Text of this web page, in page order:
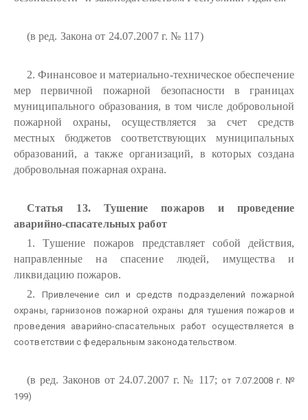
(в ред. Закона от 24.07.2007 г. № 117)
2. Финансовое и материально-техническое обеспечение
мер первичной пожарной безопасности в границах
муниципального образования, в том числе добровольной
пожарной охраны, осуществляется за счет средств
местных бюджетов соответствующих муниципальных
образований, а также организаций, в которых создана
добровольная пожарная охрана.
Статья 13. Тушение пожаров и проведение
аварийно-спасательных работ
1. Тушение пожаров представляет собой действия,
направленные на спасение людей, имущества и
ликвидацию пожаров.
2. Привлечение сил и средств подразделений пожарной
охраны, гарнизонов пожарной охраны для тушения пожаров и
проведения аварийно-спасательных работ осуществляется в
соответствии с федеральным законодательством.
(в ред. Законов от 24.07.2007 г. № 117; от 7.07.2008 г. №
199)